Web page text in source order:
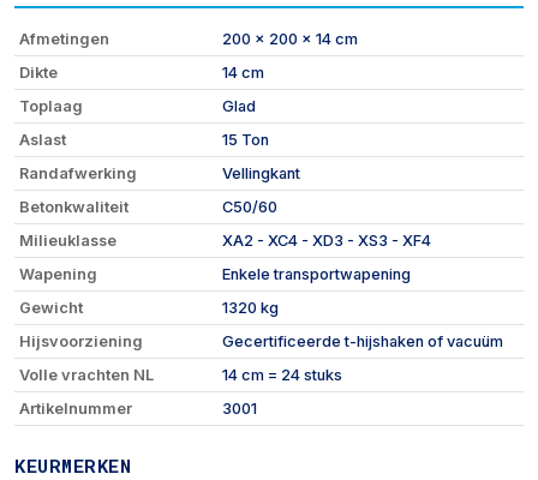
Afmetingen
200 x 200 x 14 cm
Dikte
14 cm
Toplaag
Glad
Aslast
15 Ton
Randafwerking
Vellingkant
Betonkwaliteit
C50/60
Milieuklasse
XA2 - XC4 - XD3 - XS3 - XF4
Wapening
Enkele transportwapening
Gewicht
1320 kg
Hijsvoorziening
Gecertificeerde t-hijshaken of vacuüm
Volle vrachten NL
14 cm = 24 stuks
Artikelnummer
3001
KEURMERKEN